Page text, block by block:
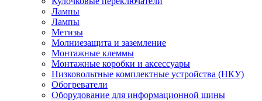
Лампы
Лампы
Метизы
Молниезащита и заземление
Монтажные клеммы
Монтажные коробки и аксессуары
Низковольтные комплектные устройства (НКУ)
Обогреватели
Оборудование для информационной шины